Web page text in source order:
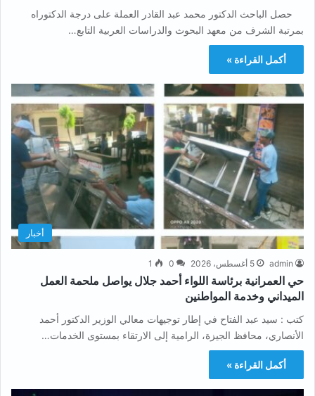
حصل الباحث الدكتور محمد عبد القادر العملة على درجة الدكتوراه
بمرتبة الشرف من معهد البحوث والدراسات العربية التابع…
أكمل القراءة »
أخبار
admin 5 أغسطس، 2026 0
1
حي العمرانية برئاسة اللواء أحمد جلال يواصل ملحمة العمل
الميداني وخدمة المواطنين
كتب : سيد عبد الفتاح في إطار توجيهات معالي الوزير الدكتور أحمد
الأنصاري، محافظ الجيزة، الرامية إلى الارتقاء بمستوى الخدمات…
أكمل القراءة »